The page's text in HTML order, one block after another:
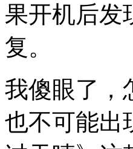
果开机后发
复。
我傻眼了，
也不可能出